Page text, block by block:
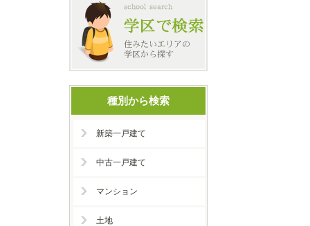
種別から検索
新築一戸建て
中古一戸建て
マンション
土地